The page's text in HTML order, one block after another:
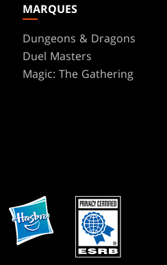
MARQUES
Dungeons & Dragons
Duel Masters
Magic: The Gathering